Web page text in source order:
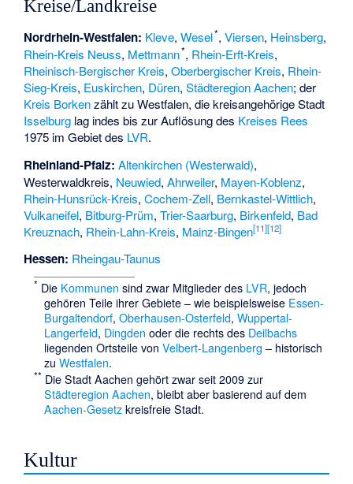
Kreise/Landkreise
Nordrhein-Westfalen: Kleve,Wesel*, Viersen, Heinsberg,
Rhein-Kreis Neuss, Mettmann*, Rhein-Erft-Kreis,
Rheinisch-Bergischer Kreis,Oberbergischer Kreis, Rhein-
Sieg-Kreis, Euskirchen, Düren,Städteregion Aachen; der
Kreis Borkenzählt zu Westfalen, die kreisangehörige Stadt
Isselburg lag indes bis zur Auflösung des Kreises Rees
1975 im Gebiet des LVR.
Rheinland-Pfalz: Altenkirchen (Westerwald),
Westerwaldkreis, Neuwied,Ahrweiler, Mayen-Koblenz,
Rhein-Hunsrück-Kreis,Cochem-Zell, Bernkastel-Wittlich,
Vulkaneifel, Bitburg-Prüm,Trier-Saarburg, Birkenfeld, Bad
Kreuznach, Rhein-Lahn-Kreis, Mainz-Bingen[11][12]
Hessen: Rheingau-Taunus
* Die Kommunen sind zwar Mitglieder des LVR, jedoch
gehören Teile ihrer Gebiete – wie beispielsweise Essen-
Burgaltendorf, Oberhausen-Osterfeld, Wuppertal-
Langerfeld, Dingden oder die rechts des Deilbachs
liegenden Ortsteile von Velbert-Langenberg – historisch
zu Westfalen.
** Die Stadt Aachen gehört zwar seit 2009 zur
Städteregion Aachen, bleibt aber basierend auf dem
Aachen-Gesetzkreisfreie Stadt.
Kultur